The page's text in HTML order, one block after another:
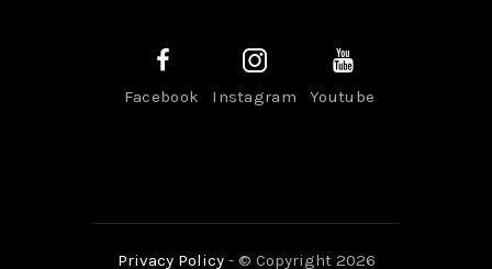
Facebook Instagram Youtube
Privacy Policy- © Copyright 2026